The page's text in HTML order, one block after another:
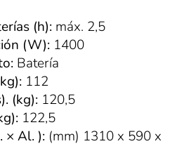
(h): máx. 2,5
(W): 1400
Batería
112
(kg): 120,5
122,5
× Al. ): (mm) 1310 x 590 x